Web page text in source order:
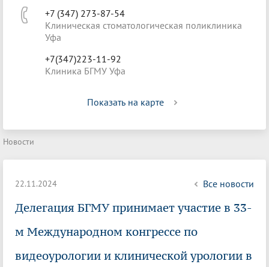
+7 (347) 273-87-54
Клиническая стоматологическая поликлиника
Уфа
+7(347)223-11-92
Клиника БГМУ Уфа
Показать на карте
Новости
22.11.2024 Все новости
Делегация БГМУ принимает участие в 33-
м Международном конгрессе по
видеоурологии и клинической урологии в